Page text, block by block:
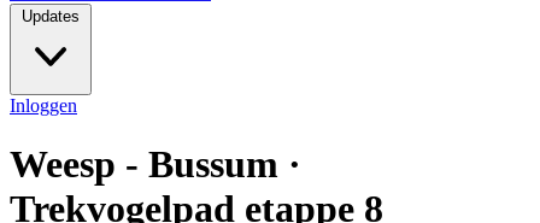
Updates
Inloggen
Weesp - Bussum ·
Trekvogelpad etappe 8